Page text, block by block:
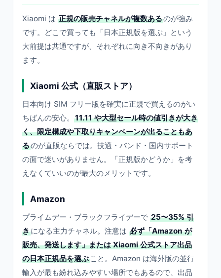
Xiaomi は 正規の販売チャネルが複数あるのが強み
です。どこで買っても「日本正規版を選ぶ」という
大前提は共通ですが、それぞれに向き不向きがあり
ます。
Xiaomi 公式（直販ストア）
日本向け SIM フリー版を確実に正規で買えるのがい
ちばんの安心。
11.11 や大型セール時の値引きが大き
く、限定構成や下取りキャンペーンが出ることもあ
るのが直販ならでは。技適・バンド・国内サポート
の面で迷いがありません。「正規版かどうか」を考
えなくていいのが最大のメリットです。
Amazon
プライムデー・ブラックフライデーで 25〜35% 引
きになる主力チャネル。注意は 必ず「Amazon が
販売、発送します」または Xiaomi 公式ストア出品
の日本正規品を選ぶ こと。Amazon は海外版の並行
輸入が最も紛れ込みやすい場所でもあるので、出品